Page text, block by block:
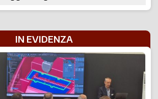
IN EVIDENZA